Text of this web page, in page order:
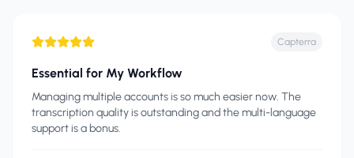
Capterra
Essential for My Workflow
Managing multiple accounts is so much easier now. The
transcription quality is outstanding and the multi-language
support is a bonus.